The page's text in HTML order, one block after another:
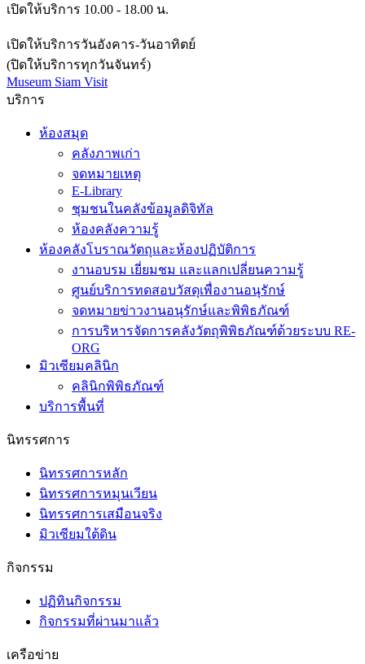
เปิดให้บริการ 10.00 - 18.00 น.
เปิดให้บริการวันอังคาร-วันอาทิตย์
(ปิดให้บริการทุกวันจันทร์)
Museum Siam Visit
บริการ
ห้องสมุด
คลังภาพเก่า
จดหมายเหตุ
E-Library
ชุมชนในคลังข้อมูลดิจิทัล
ห้องคลังความรู้
ห้องคลังโบราณวัตถุและห้องปฏิบัติการ
งานอบรม เยี่ยมชม และแลกเปลี่ยนความรู้
ศูนย์บริการทดสอบวัสดุเพื่องานอนุรักษ์
จดหมายข่าวงานอนุรักษ์และพิพิธภัณฑ์
การบริหารจัดการคลังวัตถุพิพิธภัณฑ์ด้วยระบบ RE-
ORG
มิวเซียมคลินิก
คลินิกพิพิธภัณฑ์
บริการพื้นที่
นิทรรศการ
นิทรรศการหลัก
นิทรรศการหมุนเวียน
นิทรรศการเสมือนจริง
มิวเซียมใต้ดิน
กิจกรรม
ปฏิทินกิจกรรม
กิจกรรมที่ผ่านมาแล้ว
เครือข่าย